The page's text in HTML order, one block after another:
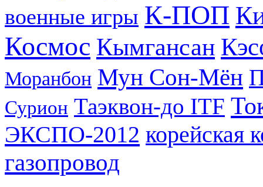
военные игры К-ПОП
Космос Кымгансан
Моранбон Мун Сон-Мён
Сурион Таэквон-до ITF
ЭКСПО-2012 корейская
газопровод